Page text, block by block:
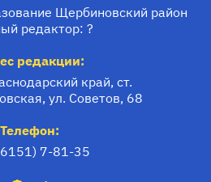
Щербиновский район
редактор: ?
редакции:
край, ст.
ул. Советов, 68
Телефон:
7-81-35